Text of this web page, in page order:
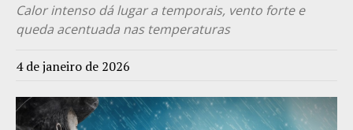
Calor intenso dá lugar a temporais, vento forte e
queda acentuada nas temperaturas
4 de janeiro de 2026